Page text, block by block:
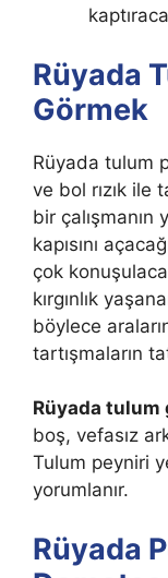
Rüyada
Görmek
Rüyada tulum
ve bol rızık ile
bir çalışmanın
kapısını
çok
kırgınlık
böylece
tartışmaların
Rüyada tulum
boş, vefasız
Tulum peyniri
yorumlanır.
Rüyada